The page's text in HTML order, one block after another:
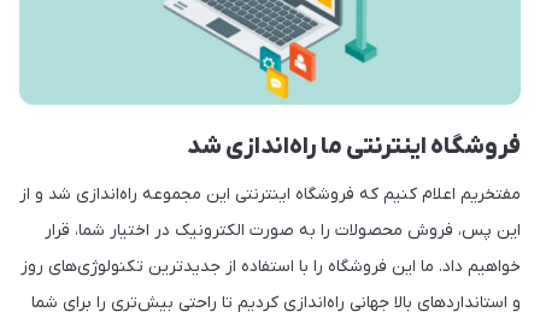
فروشگاه اینترنتی ما راه‌اندازی شد
مفتخریم اعلام کنیم که فروشگاه اینترنتی این مجموعه راه‌اندازی شد و از
این پس، فروش محصولات را به صورت الکترونیک در اختیار شما، قرار
خواهیم داد. ما این فروشگاه را با استفاده از جدیدترین تکنولوژی‌های روز
و استانداردهای بالا جهانی راه‌اندازی کردیم تا راحتی بیش‌تری را برای شما